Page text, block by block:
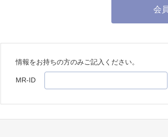
会
情報をお持ちの方のみご記入ください。
MR-ID